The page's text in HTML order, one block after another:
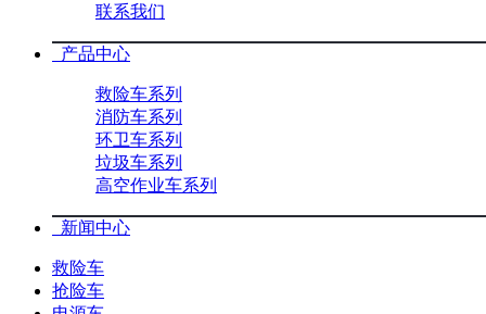
联系我们
产品中心
救险车系列
消防车系列
环卫车系列
垃圾车系列
高空作业车系列
新闻中心
救险车
抢险车